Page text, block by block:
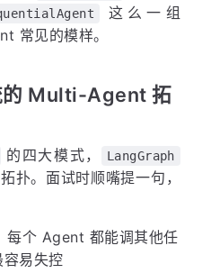
这么一组
常见的模样。
的 Multi-Agent 拓
的四大模式， LangGraph
扑。面试时顺嘴提一句，
每个 Agent 都能调其他任
易失控